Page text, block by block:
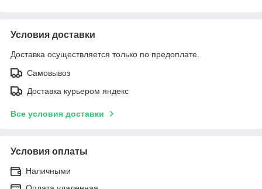
Условия доставки
Доставка осуществляется только по предоплате.
Самовывоз
Доставка курьером яндекс
Все условия доставки
Условия оплаты
Наличными